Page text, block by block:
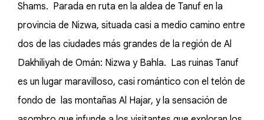
Shams. Parada en ruta en la aldea de Tanuf en la
provincia de Nizwa, situada casi a medio camino entre
dos de las ciudades más grandes de la región de Al
Dakhiliyah de Omán: Nizwa y Bahla. Las ruinas Tanuf
es un lugar maravilloso, casi romántico con el telón de
fondo de las montañas Al Hajar, y la sensación de